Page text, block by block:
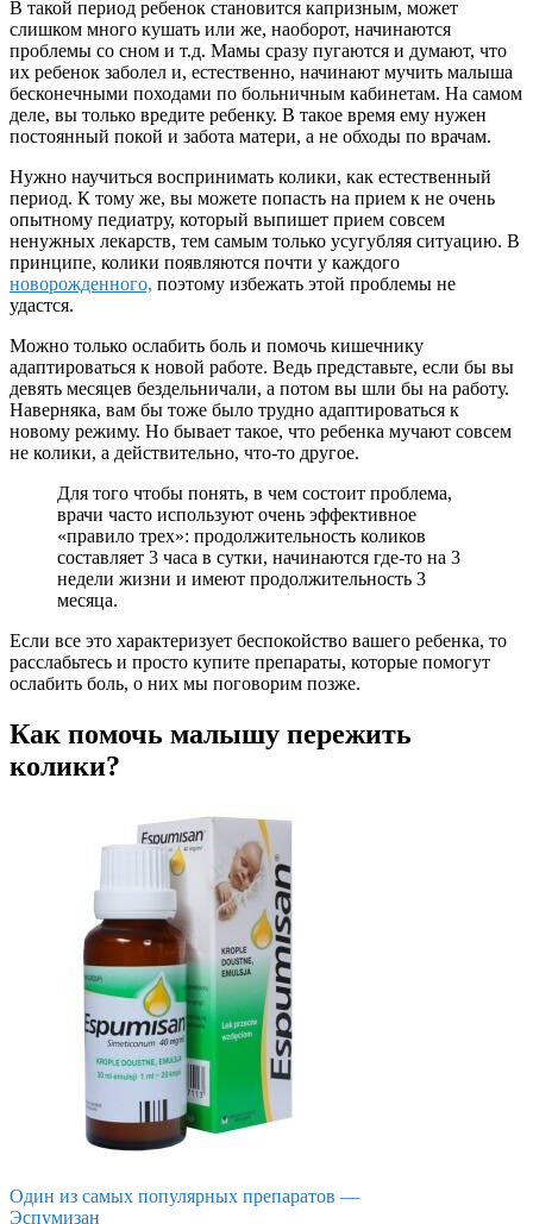
В такой период ребенок становится капризным, может
слишком много кушать или же, наоборот, начинаются
проблемы со сном и т.д. Мамы сразу пугаются и думают, что
их ребенок заболел и, естественно, начинают мучить малыша
бесконечными походами по больничным кабинетам. На самом
деле, вы только вредите ребенку. В такое время ему нужен
постоянный покой и забота матери, а не обходы по врачам.
Нужно научиться воспринимать колики, как естественный
период. К тому же, вы можете попасть на прием к не очень
опытному педиатру, который выпишет прием совсем
ненужных лекарств, тем самым только усугубляя ситуацию. В
принципе, колики появляются почти у каждого
новорожденного, поэтому избежать этой проблемы не
удастся.
Можно только ослабить боль и помочь кишечнику
адаптироваться к новой работе. Ведь представьте, если бы вы
девять месяцев бездельничали, а потом вы шли бы на работу.
Наверняка, вам бы тоже было трудно адаптироваться к
новому режиму. Но бывает такое, что ребенка мучают совсем
не колики, а действительно, что-то другое.
Для того чтобы понять, в чем состоит проблема,
врачи часто используют очень эффективное
«правило трех»: продолжительность коликов
составляет 3 часа в сутки, начинаются где-то на 3
недели жизни и имеют продолжительность 3
месяца.
Если все это характеризует беспокойство вашего ребенка, то
расслабьтесь и просто купите препараты, которые помогут
ослабить боль, о них мы поговорим позже.
Как помочь малышу пережить
колики?
Один из самых популярных препаратов —
Эспумизан